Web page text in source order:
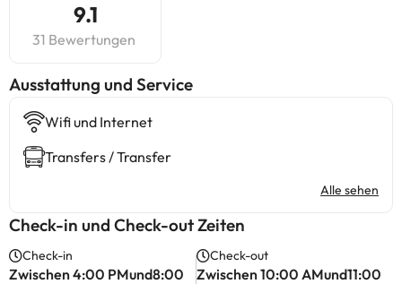
9.1
31 Bewertungen
​Ausstattung und Service
Wifi und Internet
Transfers / Transfer
Alle sehen
Check-in und Check-out Zeiten
Check-in
Zwischen 4:00 PMund8:00
Check-out
Zwischen 10:00 AMund11:00